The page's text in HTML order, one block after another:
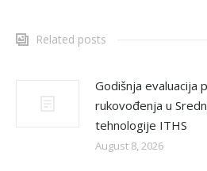
Related posts
Godišnja evaluacija
rukovođenja u
tehnologije ITHS
August 8, 2026